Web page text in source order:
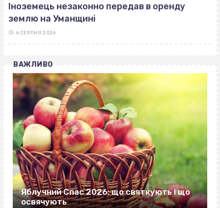
Іноземець незаконно передав в оренду
землю на Уманщині
6 СЕРПНЯ 2026
ВАЖЛИВО
Яблучний Спас 2026: що святкують і що
освячують